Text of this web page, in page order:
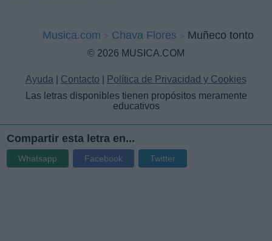
Musica.com Chava Flores Muñeco tonto
© 2026 MUSICA.COM
Ayuda Contacto
Política de Privacidad y Cookies
Las letras disponibles tienen propósitos meramente
educativos
Compartir esta letra en...
Whatsapp Facebook Twitter